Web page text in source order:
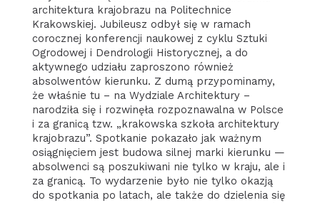
architektura krajobrazu na Politechnice
Krakowskiej. Jubileusz odbył się w ramach
corocznej konferencji naukowej z cyklu Sztuki
Ogrodowej i Dendrologii Historycznej, a do
aktywnego udziału zaproszono również
absolwentów kierunku. Z dumą przypominamy,
że właśnie tu – na Wydziale Architektury –
narodziła się i rozwinęła rozpoznawalna w Polsce
i za granicą tzw. „krakowska szkoła architektury
krajobrazu”. Spotkanie pokazało jak ważnym
osiągnięciem jest budowa silnej marki kierunku —
absolwenci są poszukiwani nie tylko w kraju, ale i
za granicą. To wydarzenie było nie tylko okazją
do spotkania po latach, ale także do dzielenia się